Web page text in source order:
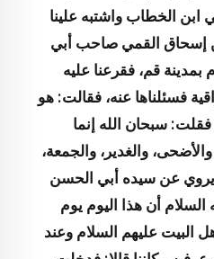
ابن الخطاب واشتبه علينا
إسحاق القمي صاحب أبي
قم، فقرعنا عليه
فسئلناها عنه، فقالت: هو
سبحان الله إنما
والأضحى، والغدير، والجمعة،
عن سيده أبي الحسن
أن هذا اليوم يوم
البيت عليهم السلام وعند